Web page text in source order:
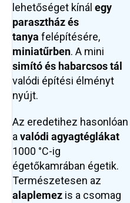
lehetőséget kínál egy
parasztház és
tanya felépítésére,
miniatűrben. A mini
simító és habarcsos tál
valódi építési élményt
nyújt.
Az eredetihez hasonlóan
avalódi agyagtéglákat
1000 °C-ig
égetőkamrában égetik.
Természetesen az
alaplemez is a csomag